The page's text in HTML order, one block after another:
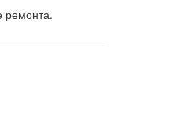
ремонта.